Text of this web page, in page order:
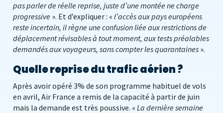
pas parler de réelle reprise, juste d’une montée ne charge
progressive ». Et d’expliquer : « l’accès aux pays européens
reste incertain, il règne une confusion liée aux restrictions de
déplacement révisables à tout moment, aux tests préalables
demandés aux voyageurs, sans compter les quarantaines ».
Quelle reprise du trafic aérien ?
Après avoir opéré 3% de son programme habituel de vols
en avril, Air France a remis de la capacité à partir de juin
mais la demande est très poussive. « La dernière semaine